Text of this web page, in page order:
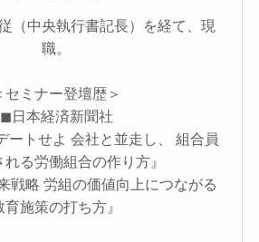
（中央執行書記長）を経て、現
職。
セミナー登壇歴＞
◼︎日本経済新聞社
ートせよ 会社と並走し、 組合員
れる労働組合の作り方』
戦略 労組の価値向上につながる
育施策の打ち方』